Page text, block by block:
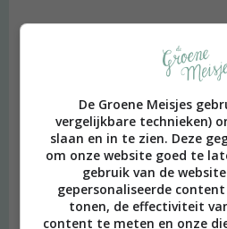
De Groene Meisjes
vergelijkbare technieken)
slaan en in te zien. Deze
om onze website goed te
gebruik van de
gepersonaliseerde
tonen, de effectiviteit
content te meten en onze